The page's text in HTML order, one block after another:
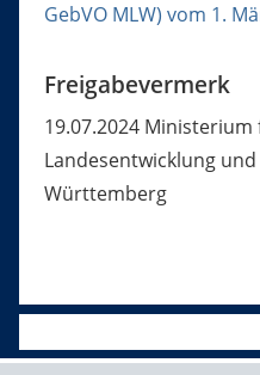
GebVO MLW) vom 1.
Freigabevermerk
19.07.2024 Ministerium
Landesentwicklung
Württemberg